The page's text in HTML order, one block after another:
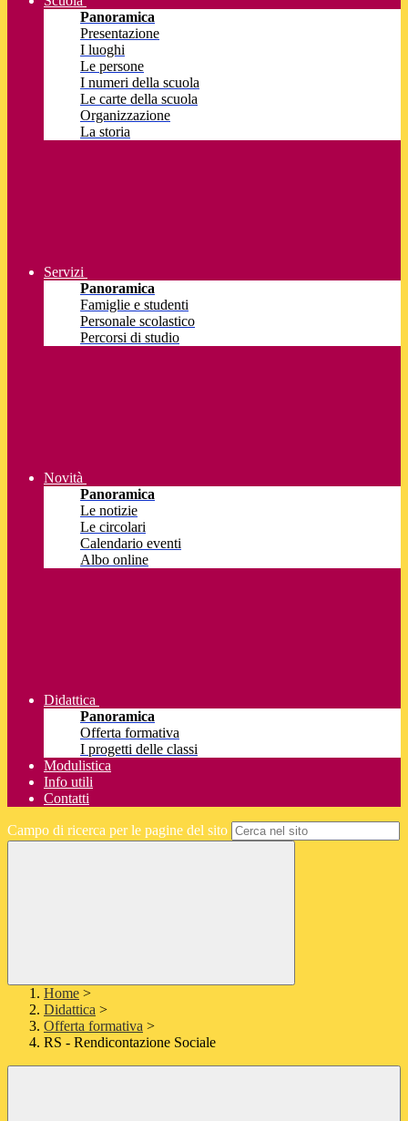
Panoramica
Presentazione
I luoghi
Le persone
I numeri della scuola
Le carte della scuola
Organizzazione
La storia
Servizi
Panoramica
Famiglie e studenti
Personale scolastico
Percorsi di studio
Novità
Panoramica
Le notizie
Le circolari
Calendario eventi
Albo online
Didattica
Panoramica
Offerta formativa
I progetti delle classi
Modulistica
Info utili
Contatti
Campo di ricerca per le pagine del sito
Home >
Didattica >
Offerta formativa >
RS - Rendicontazione Sociale